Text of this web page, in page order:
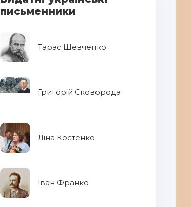
письменники
Тарас Шевченко
Григорій Сковорода
Ліна Костенко
Іван Франко